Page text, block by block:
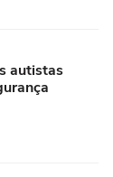
autistas